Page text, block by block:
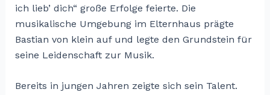
ich lieb’ dich“ große Erfolge feierte. Die
musikalische Umgebung im Elternhaus prägte
Bastian von klein auf und legte den Grundstein für
seine Leidenschaft zur Musik.
Bereits in jungen Jahren zeigte sich sein Talent.